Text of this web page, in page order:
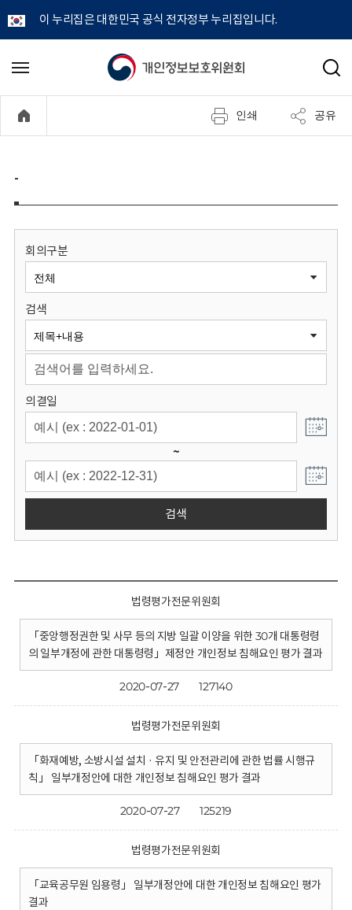
이 누리집은 대한민국 공식 전자정부 누리집입니다.
개
정
보
원
회
메
기
검
인쇄 공유
-
회의구분
검색
의결일
~
검색
법령평가전문위원회
「중앙행정권한 및 사무 등의 지방 일괄 이양을 위한 30개 대통령령
의 일부개정에 관한 대통령령」제정안 개인정보 침해요인 평가 결과
2020-07-27 127140
법령평가전문위원회
「화재예방, 소방시설 설치 · 유지 및 안전관리에 관한 법률 시행규
칙」 일부개정안에 대한 개인정보 침해요인 평가 결과
2020-07-27 125219
법령평가전문위원회
「교육공무원 임용령」 일부개정안에 대한 개인정보 침해요인 평가
결과